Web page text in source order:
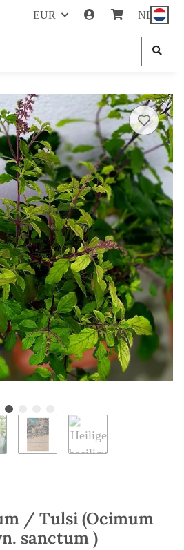
EUR NL
/ Tulsi (Ocimum
sanctum )